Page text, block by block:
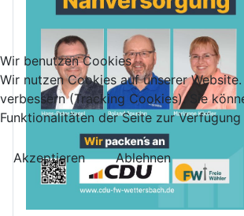
Wir benutzen Cookies
Wir nutzen Cookies auf unserer
verbessern (Tracking Cookies). Sie
Funktionalitäten der Seite zur Verfügung
Akzeptieren
Ablehnen